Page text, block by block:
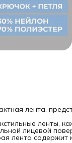
лента,
ленты,
лицевой
лента содержит